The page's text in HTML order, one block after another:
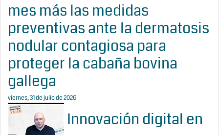
mes más las medidas
preventivas ante la dermatosis
nodular contagiosa para
proteger la cabaña bovina
gallega
viernes, 31 de julio de 2026
Innovación digital en